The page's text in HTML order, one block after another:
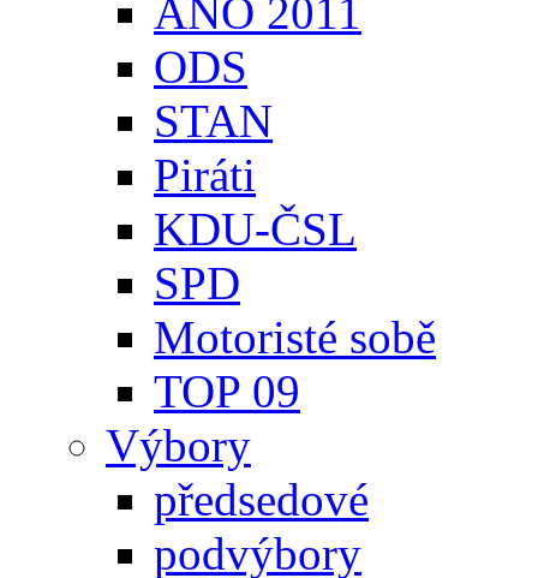
ANO 2011
ODS
STAN
Piráti
KDU-ČSL
SPD
Motoristé sobě
TOP 09
Výbory
předsedové
podvýbory